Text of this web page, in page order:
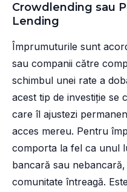
Crowdlending sau
Lending
Împrumuturile sunt
sau companii către
schimbul unei rate a
acest tip de investiție se
care îl ajustezi
acces mereu. Pentru
comporta la fel ca unul
bancară sau
comunitate întreagă.